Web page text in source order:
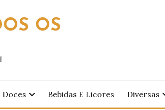
OS
Doces Bebidas E Licores Diversas